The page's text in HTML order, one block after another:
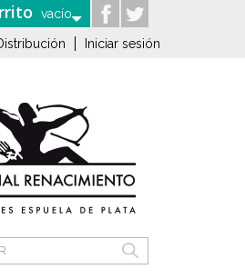
vacío
Iniciar sesión